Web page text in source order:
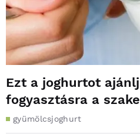
Ezt a joghurtot
fogyasztásra a
gyümölcsjoghurt